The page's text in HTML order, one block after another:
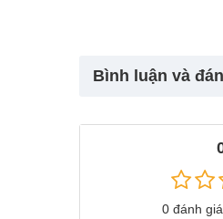
Bình luận và
0 đánh